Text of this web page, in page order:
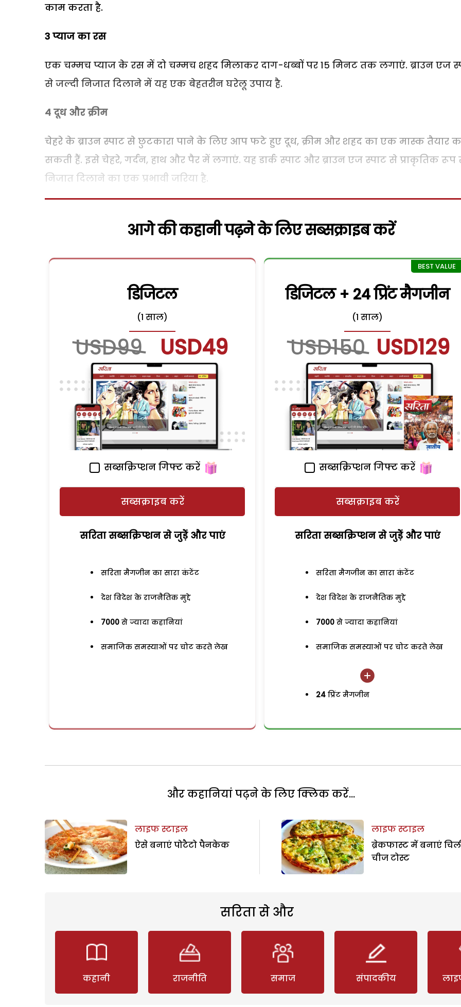
काम करता है.
3 प्‍याज का रस
एक चम्मच प्याज के रस में दो चम्मच शहद मिलाकर दाग-धब्बों पर 15 मिनट तक लगाएं. ब्राउन एज
से जल्दी निजात दिलाने में यह एक बेहतरीन घरेलू उपाय है.
4 दूध और क्रीम
चेहरे के ब्राउन स्पाट से छुटकारा पाने के लिए आप फटे हुए दूध, क्रीम और शहद का एक मास्क तैयार
सकती हैं. इसे चेहरे, गर्दन, हाथ और पैर में लगाएं. यह डार्क स्पाट और ब्राउन एज स्पाट से प्राकृतिक रूप
निजात दिलाने का एक प्रभावी जरिया है.
आगे की कहानी पढ़ने के लिए सब्सक्राइब करें
डिजिटल
(1 साल)
USD99 USD49
सब्सक्रिप्शन गिफ्ट करें
सब्सक्राइब करें
सरिता सब्सक्रिप्शन से जुड़ेें और पाएं
सरिता मैगजीन का सारा कंटेंट
देश विदेश के राजनैतिक मुद्दे
7000 से ज्यादा कहानियां
समाजिक समस्याओं पर चोट करते लेख
डिजिटल + 24 प्रिंट मैगजीन
(1 साल)
USD150 USD129
सब्सक्रिप्शन गिफ्ट करें
सब्सक्राइब करें
सरिता सब्सक्रिप्शन से जुड़ेें और पाएं
सरिता मैगजीन का सारा कंटेंट
देश विदेश के राजनैतिक मुद्दे
7000 से ज्यादा कहानियां
समाजिक समस्याओं पर चोट करते लेख
24 प्रिंट मैगजीन
और कहानियां पढ़ने के लिए क्लिक करें...
लाइफ स्टाइल
ऐसे बनाएं पोटैटो पैनकेक
लाइफ स्टाइल
ब्रेकफास्ट में बनाएं
चीज टोस्ट
सरिता से और
कहानी राजनीति समाज संपादकीय